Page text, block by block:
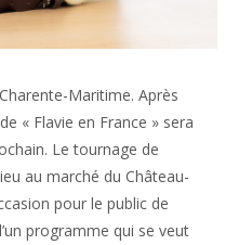
Maritime. Après
« Flavie en France » sera
Le tournage de
au marché du Château-
pour le public de
programme qui se veut